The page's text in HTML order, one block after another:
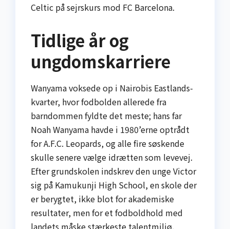
Celtic på sejrskurs mod FC Barcelona.
Tidlige år og
ungdomskarriere
Wanyama voksede op i Nairobis Eastlands-
kvarter, hvor fodbolden allerede fra
barndommen fyldte det meste; hans far
Noah Wanyama havde i 1980’erne optrådt
for A.F.C. Leopards, og alle fire søskende
skulle senere vælge idrætten som levevej.
Efter grundskolen indskrev den unge Victor
sig på Kamukunji High School, en skole der
er berygtet, ikke blot for akademiske
resultater, men for et fodboldhold med
landets måske stærkeste talentmiljø.